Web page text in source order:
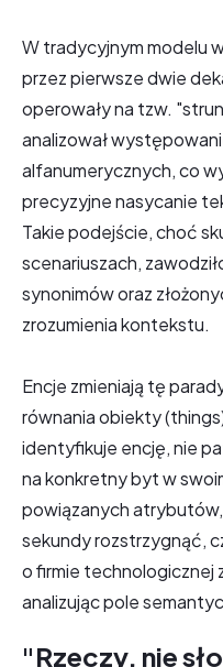
W tradycyjnym modelu
przez pierwsze dwie
operowały na tzw.
analizował
alfanumerycznych, co
precyzyjne nasycanie
Takie podejście, choć
scenariuszach,
synonimów oraz
zrozumienia kontekstu.
Encje zmieniają tę
równania obiekty
identyfikuje encję, nie
na konkretny byt w
powiązanych
sekundy rozstrzygnąć,
o firmie technologicznej
analizując pole
"Rzeczy, nie